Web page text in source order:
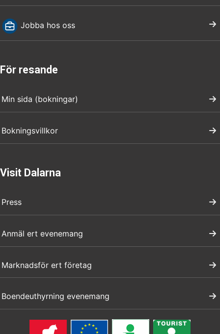
Jobba hos oss
För resande
Min sida (bokningar)
Bokningsvillkor
Visit Dalarna
Press
Anmäl ert evenemang
Marknadsför ert företag
Boendeuthyrning evenemang